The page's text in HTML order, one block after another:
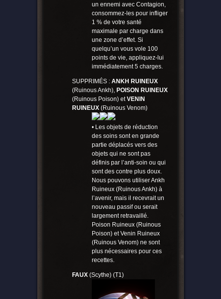
un ennemi avec Contagion,
consommez-les pour infliger
1 % de votre santé
maximale par charge dans
une zone d’effet. Si
quelqu’un vous vole 100
points de vie, appliquez-lui
immédiatement 5 charges.
SUPPRIMÉS : ANKH RUINEUX
(Ruinous Ankh), POISON RUINEUX
(Ruinous Poison) etVENIN
RUINEUX(Ruinous Venom)
• Les objets de réduction
des soins sont en grande
partie déplacés vers des
objets qui ne sont pas
définis par l’anti-soin ou qui
sont des contre plus doux.
Nous pouvons utiliser Ankh
Ruineux (Ruinous Ankh) à
l’avenir, mais il recevrait un
nouveau passif ou serait
largement retravaillé.
Poison Ruineux (Ruinous
Poison) et Venin Ruineux
(Ruinous Venom) ne sont
plus nécessaires pour ces
recettes.
FAUX(Scythe) (T1)